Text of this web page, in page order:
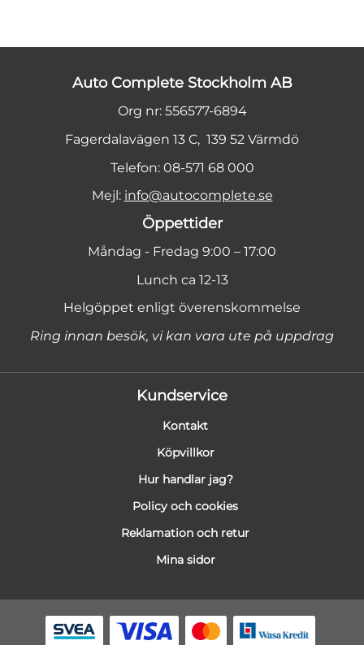
Auto Complete Stockholm AB
Org nr: 556577-6894
Fagerdalavägen 13 C, 139 52 Värmdö
Telefon: 08-571 68 000
Mejl: info@autocomplete.se
Öppettider
Måndag - Fredag 9:00 – 17:00
Lunch ca 12-13
Helgöppet enligt överenskommelse
Ring innan besök, vi kan vara ute på uppdrag
Kundservice
Kontakt
Köpvillkor
Hur handlar jag?
Policy och cookies
Reklamation och retur
Mina sidor